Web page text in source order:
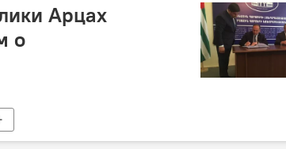
Арцах
о